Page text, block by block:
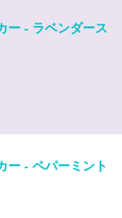
ー - ラベンダース
ー - ペパーミント